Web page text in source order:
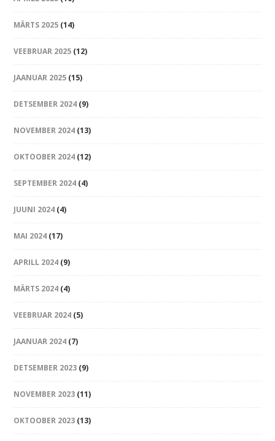
MÄRTS 2025 (14)
VEEBRUAR 2025 (12)
JAANUAR 2025 (15)
DETSEMBER 2024 (9)
NOVEMBER 2024 (13)
OKTOOBER 2024 (12)
SEPTEMBER 2024 (4)
JUUNI 2024 (4)
MAI 2024 (17)
APRILL 2024 (9)
MÄRTS 2024 (4)
VEEBRUAR 2024 (5)
JAANUAR 2024 (7)
DETSEMBER 2023 (9)
NOVEMBER 2023 (11)
OKTOOBER 2023 (13)